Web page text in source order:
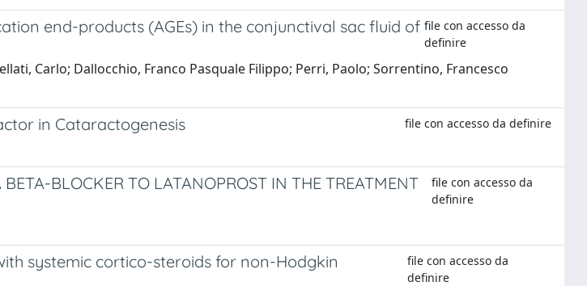
end-products (AGEs) in the conjunctival sac fluid of file con accesso da
definire
Carlo; Dallocchio, Franco Pasquale Filippo; Perri, Paolo; Sorrentino, Francesco
in Cataractogenesis file con accesso da definire
BLOCKER TO LATANOPROST IN THE TREATMENT
file con accesso da
definire
systemic cortico-steroids for non-Hodgkin
file con accesso da
definire